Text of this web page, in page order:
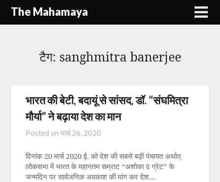
SkipThe Mahamaya
टैग: sanghmitra banerjee
भारत की बेटी, बदायूं से सांसद, डॉ. “संघमित्रा
मौर्या” ने बढ़ाया देश का मान
Posted onमार्च 26, 2020
दिनांक 20 मार्च 2020 ई. को देश की सबसे बड़ी पंचायत अर्थात्
लोकसभा में भारत के महानतम सम्राट “अशोका द ग्रेट” के
जन्मदिन पर सार्वजनिक अवकाश की मांग कर देश…